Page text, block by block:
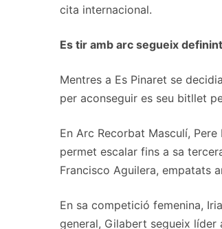
cita internacional.
Es tir amb arc segueix
Mentres a Es Pinaret se
per aconseguir es seu bitllet
En Arc Recorbat Masculí,
permet escalar fins a sa
Francisco Aguilera, empatats
En sa competició femenina,
general, Gilabert segueix líder